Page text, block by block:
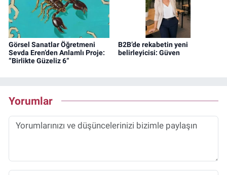
Görsel Sanatlar Öğretmeni
Sevda Eren’den Anlamlı Proje:
“Birlikte Güzeliz 6”
B2B’de rekabetin yeni
belirleyicisi: Güven
Yorumlar